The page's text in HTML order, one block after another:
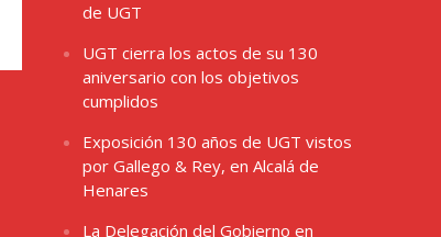
de UGT
UGT cierra los actos de su 130
aniversario con los objetivos
cumplidos
Exposición 130 años de UGT vistos
por Gallego & Rey, en Alcalá de
Henares
La Delegación del Gobierno en